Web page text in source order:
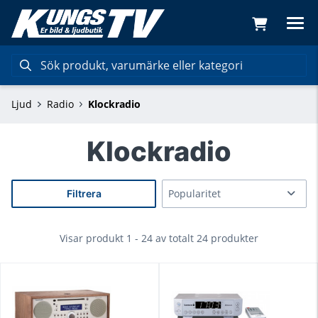
Ljud Radio Klockradio
Klockradio
Filtrera
Visar produkt 1 - 24 av totalt 24 produkter